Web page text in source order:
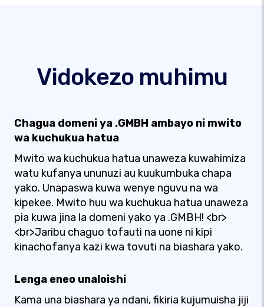
Vidokezo muhimu
Chagua domeni ya .GMBH ambayo ni mwito
wa kuchukua hatua
Mwito wa kuchukua hatua unaweza kuwahimiza
watu kufanya ununuzi au kuukumbuka chapa
yako. Unapaswa kuwa wenye nguvu na wa
kipekee. Mwito huu wa kuchukua hatua unaweza
pia kuwa jina la domeni yako ya .GMBH! <br>
<br>Jaribu chaguo tofauti na uone ni kipi
kinachofanya kazi kwa tovuti na biashara yako.
Lenga eneo unaloishi
Kama una biashara ya ndani, fikiria kujumuisha jiji